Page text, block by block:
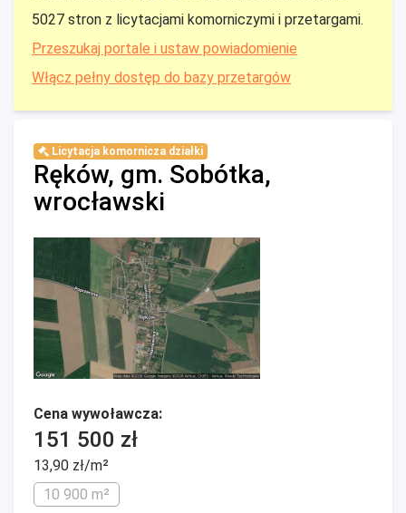
5027 stron z licytacjami komorniczymi i przetargami.
Przeszukaj portale i ustaw powiadomienie
Włącz pełny dostęp do bazy przetargów
Licytacja komornicza działki
Ręków, gm. Sobótka,
wrocławski
Cena wywoławcza:
151 500 zł
13,90 zł/m²
10 900 m²